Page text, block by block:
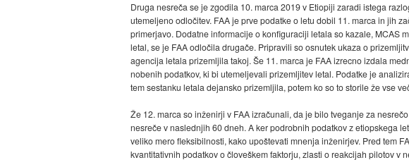
Druga nesreča se je zgodila 10. marca 2019 v Etiopiji zaradi istega
utemeljeno odločitev. FAA je prve podatke o letu dobil 11. marca in jih
primerjavo. Dodatne informacije o konfiguraciji letala so kazale, MCAS
letal, se je FAA odločila drugače. Pripravili so osnutek ukaza o
agencija letala prizemljila takoj. Še 11. marca je FAA izrecno izdala
nobenih podatkov, ki bi utemeljevali prizemljitev letal. Podatke je
tem sestanku letala dejansko prizemljila, potem ko so to storile že vse
Že 12. marca so inženirji v FAA izračunali, da je bilo tveganje za
nesreče v naslednjih 60 dneh. A ker podrobnih podatkov z etiopskega
veliko mero fleksibilnosti, kako upoštevati mnenja inženirjev. Pred tem
kvantitativnih podatkov o človeškem faktorju, zlasti o reakcijah pilotov